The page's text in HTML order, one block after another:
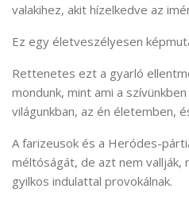
valakihez, akit hízelkedve az
Ez egy életveszélyesen
Rettenetes ezt a gyarló
mondunk, mint ami a
világunkban, az én életemben,
A farizeusok és a Heródes-
méltóságát, de azt nem vallják,
gyilkos indulattal provokálnak.